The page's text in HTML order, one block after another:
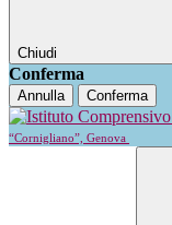
Chiudi
Conferma
Annulla Conferma
“Cornigliano”, Genova